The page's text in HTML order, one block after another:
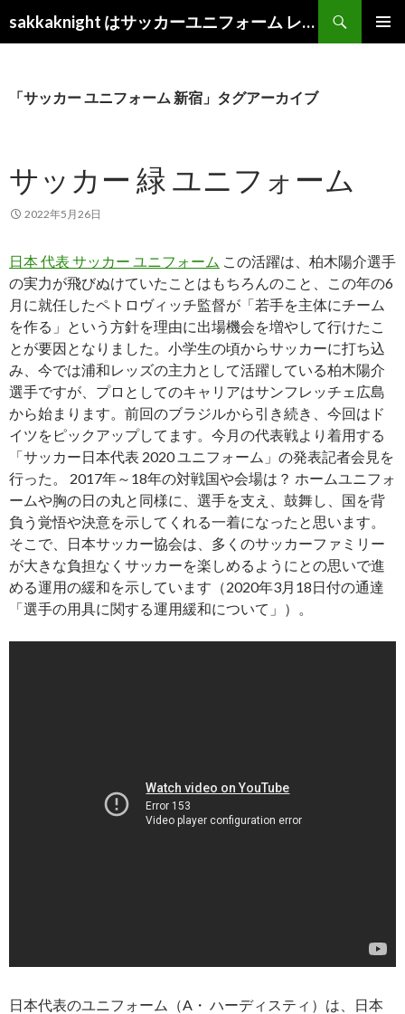
sakkaknight はサッカーユニフォーム レプリカ ショップ 2022
索
ン
キ
ッ
プ
「サッカー ユニフォーム 新宿」タグアーカイブ
サッカー 緑 ユニフォーム
2022年5月26日
日本 代表 サッカー ユニフォーム この活躍は、柏木陽介選手
の実力が飛びぬけていたことはもちろんのこと、この年の6
月に就任したペトロヴィッチ監督が「若手を主体にチーム
を作る」という方針を理由に出場機会を増やして行けたこ
とが要因となりました。小学生の頃からサッカーに打ち込
み、今では浦和レッズの主力として活躍している柏木陽介
選手ですが、プロとしてのキャリアはサンフレッチェ広島
から始まります。前回のブラジルから引き続き、今回はド
イツをピックアップしてます。今月の代表戦より着用する
「サッカー日本代表 2020 ユニフォーム」の発表記者会見を
行った。 2017年～18年の対戦国や会場は？ ホームユニフォ
ームや胸の日の丸と同様に、選手を支え、鼓舞し、国を背
負う覚悟や決意を示してくれる一着になったと思います。
そこで、日本サッカー協会は、多くのサッカーファミリー
が大きな負担なくサッカーを楽しめるようにとの思いで進
める運用の緩和を示しています（2020年3月18日付の通達
「選手の用具に関する運用緩和について」）。
日本代表のユニフォーム（A・ ハーディスティ）は、日本